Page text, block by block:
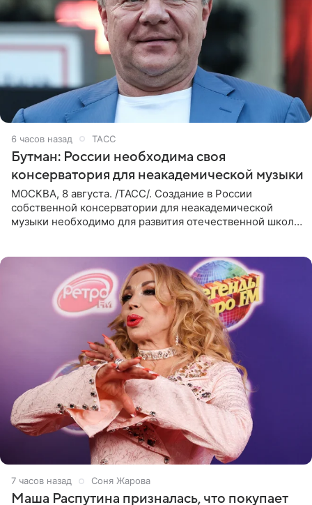
6 часов назад ТАСС
Бутман: России необходима своя
консерватория для неакадемической музыки
МОСКВА, 8 августа. /ТАСС/. Создание в России
собственной консерватории для неакадемической
музыки необходимо для развития отечественной школы
7 часов назад Соня Жарова
Маша Распутина призналась, что покупает